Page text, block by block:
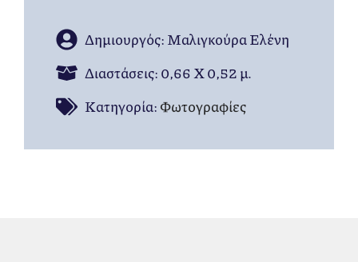
Δημιουργός: Μαλιγκούρα Ελένη
Διαστάσεις: 0,66 Χ 0,52 μ.
Kατηγορία:Φωτογραφίες